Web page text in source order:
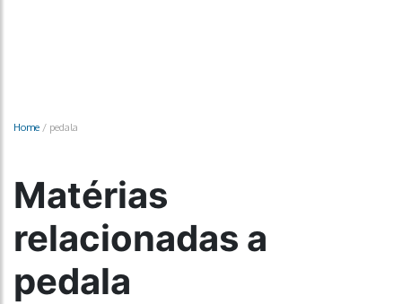
Home / pedala
Matérias
relacionadas a
pedala